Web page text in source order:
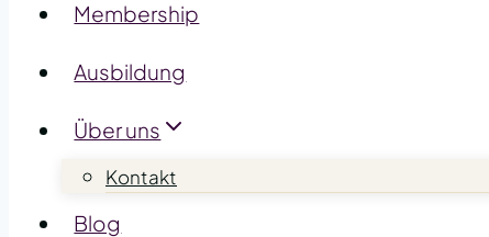
Membership
Ausbildung
Über uns
Kontakt
Blog